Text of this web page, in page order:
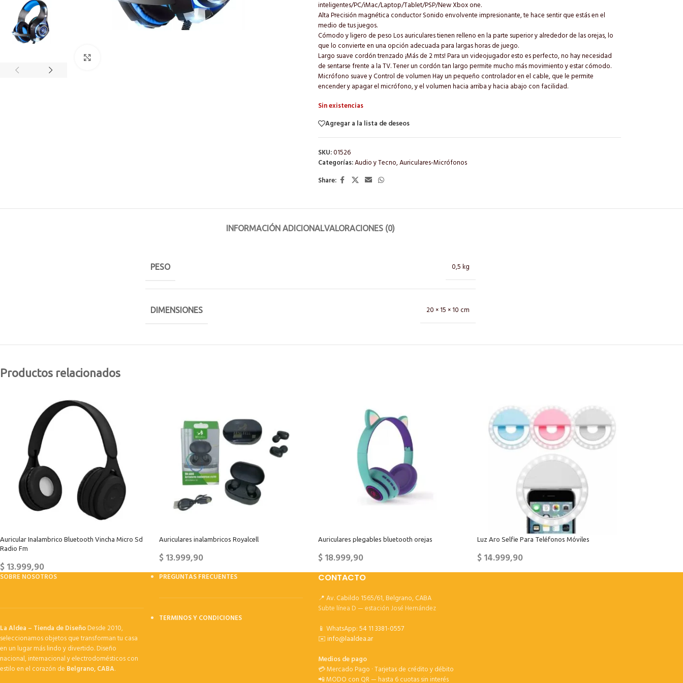
inteligentes/PC/iMac/Laptop/Tablet/PSP/New Xbox one.
Alta Precisión magnética conductor Sonido envolvente impresionante, te hace sentir que estás en el
medio de tus juegos.
Cómodo y ligero de peso Los auriculares tienen relleno en la parte superior y alrededor de las orejas, lo
que lo convierte en una opción adecuada para largas horas de juego.
Largo suave cordón trenzado ¡Más de 2 mts! Para un videojugador esto es perfecto, no hay necesidad
de sentarse frente a la TV. Tener un cordón tan largo permite mucho más movimiento y estar cómodo.
Micrófono suave y Control de volumen Hay un pequeño controlador en el cable, que le permite
encender y apagar el micrófono, y el volumen hacia arriba y hacia abajo con facilidad.
Sin existencias
Agregar a la lista de deseos
SKU:01526
Categorías:Audio y Tecno,Auriculares-Micrófonos
Share:
INFORMACIÓN ADICIONALVALORACIONES (0)
PESO 0,5 kg
DIMENSIONES 20 × 15 × 10 cm
Productos relacionados
Auricular Inalambrico Bluetooth Vincha Micro Sd
Radio Fm
$13.999,90
Auriculares inalambricos Royalcell
$13.999,90
Auriculares plegables bluetooth orejas
$18.999,90
Luz Aro Selfie Para Teléfonos Móviles
$14.999,90
SOBRE NOSOTROS
La Aldea – Tienda de DiseñoDesde 2010,
seleccionamos objetos que transforman tu casa
en un lugar más lindo y divertido. Diseño
nacional, internacional y electrodomésticos con
estilo en el corazón de Belgrano, CABA.
PREGUNTAS FRECUENTES
TERMINOS Y CONDICIONES
CONTACTO
📍 Av. Cabildo 1565/61, Belgrano, CABA
Subte línea D — estación José Hernández
📱 WhatsApp:54 11 3381-0557
✉️info@laaldea.ar
Medios de pago
💳 Mercado Pago · Tarjetas de crédito y débito
📲 MODO con QR — hasta 6 cuotas sin interés